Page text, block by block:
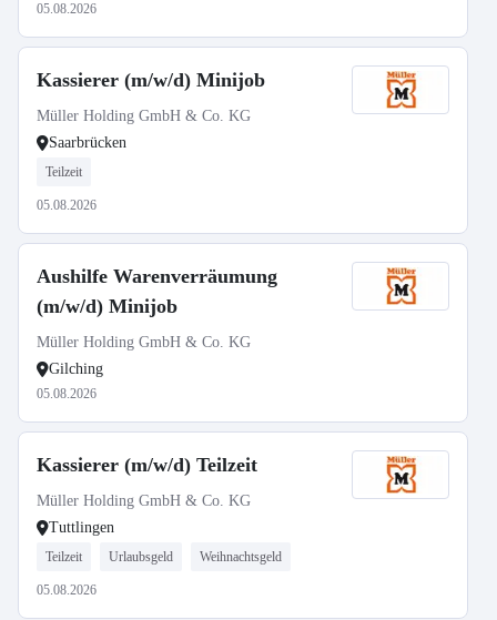
05.08.2026
Kassierer (m/w/d) Minijob
Müller Holding GmbH & Co. KG
Saarbrücken
Teilzeit
05.08.2026
Aushilfe Warenverräumung
(m/w/d) Minijob
Müller Holding GmbH & Co. KG
Gilching
05.08.2026
Kassierer (m/w/d) Teilzeit
Müller Holding GmbH & Co. KG
Tuttlingen
Teilzeit Urlaubsgeld Weihnachtsgeld
05.08.2026